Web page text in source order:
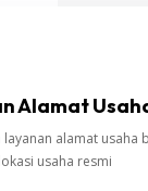
Alamat
alamat usaha
usaha resmi